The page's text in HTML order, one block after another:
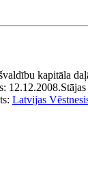
kapitāla
12.12.2008.
Latvijas